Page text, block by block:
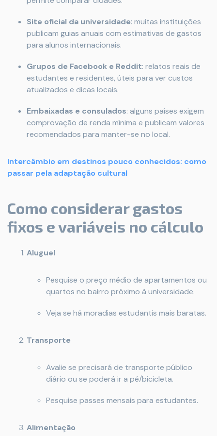
Site oficial da universidade: muitas instituições
publicam guias anuais com estimativas de gastos
para alunos internacionais.
Grupos de Facebook e Reddit: relatos reais de
estudantes e residentes, úteis para ver custos
atualizados e dicas locais.
Embaixadas e consulados: alguns países exigem
comprovação de renda mínima e publicam valores
recomendados para manter-se no local.
Intercâmbio em destinos pouco conhecidos: como
passar pela adaptação cultural
Como considerar gastos
fixos e variáveis no cálculo
Aluguel
Pesquise o preço médio de apartamentos ou
quartos no bairro próximo à universidade.
Veja se há moradias estudantis mais baratas.
Transporte
Avalie se precisará de transporte público
diário ou se poderá ir a pé/bicicleta.
Pesquise passes mensais para estudantes.
Alimentação